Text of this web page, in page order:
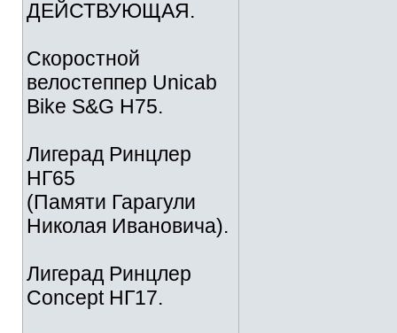
ДЕЙСТВУЮЩАЯ.
Скоростной
велостеппер Unicab
Bike S&G Н75.
Лигерад Ринцлер
НГ65
(Памяти Гарагули
Николая Ивановича).
Лигерад Ринцлер
Concept НГ17.